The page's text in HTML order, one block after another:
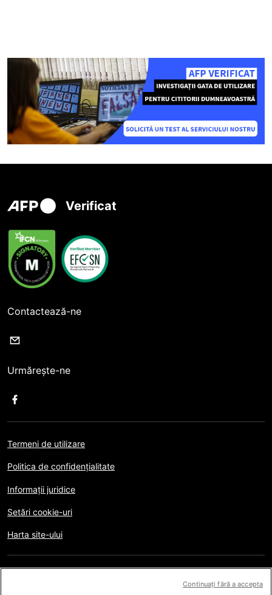
Verificat
Contactează-ne
Urmărește-ne
Termeni de utilizare
Politica de confidențialitate
Informații juridice
Setări cookie-uri
Harta site-ului
Utilizatorii pot accesa și consulta acest website și potContinuați fără a accepta